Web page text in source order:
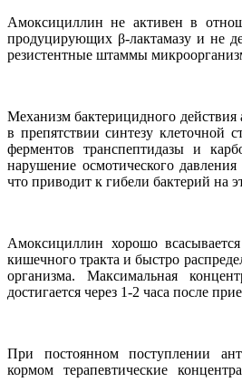
Амоксициллин не активен в
продуцирующих β-лактамазу и не
резистентные штаммы
Механизм бактерицидного действия
в препятствии синтезу клеточной
ферментов транспептидазы и
нарушение осмотического давления
что приводит к гибели бактерий на
Амоксициллин хорошо
кишечного тракта и быстро
организма. Максимальная
достигается через 1-2 часа после
При постоянном поступлении
кормом терапевтические